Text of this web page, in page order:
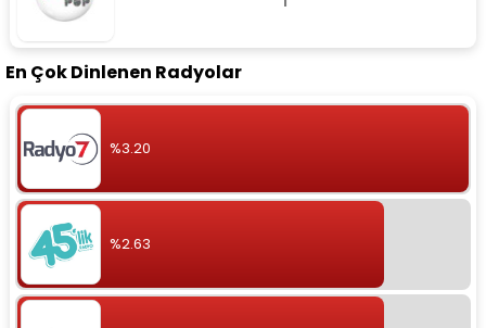
En Çok Dinlenen Radyolar
%3.20
%2.63